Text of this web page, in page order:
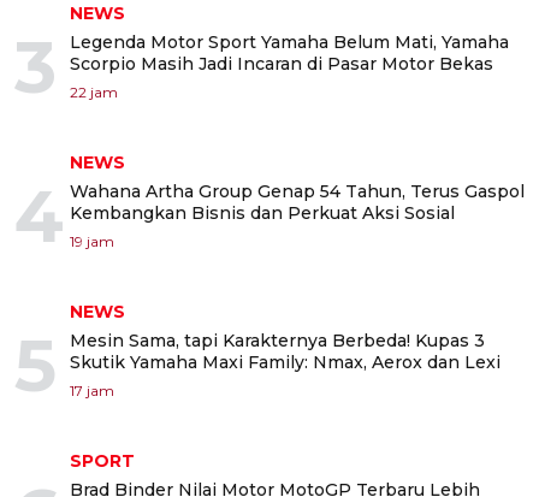
3
NEWS
Legenda Motor Sport Yamaha Belum Mati, Yamaha
Scorpio Masih Jadi Incaran di Pasar Motor Bekas
22 jam
4
NEWS
Wahana Artha Group Genap 54 Tahun, Terus Gaspol
Kembangkan Bisnis dan Perkuat Aksi Sosial
19 jam
5
NEWS
Mesin Sama, tapi Karakternya Berbeda! Kupas 3
Skutik Yamaha Maxi Family: Nmax, Aerox dan Lexi
17 jam
SPORT
Brad Binder Nilai Motor MotoGP Terbaru Lebih